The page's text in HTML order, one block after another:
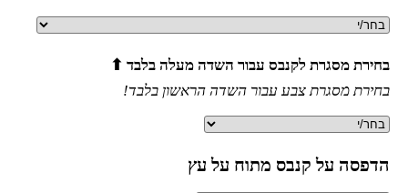
מסגרת לקנבס עבור השדה מעלה בלבד ⬆
מסגרת צבע עבור השדה הראשון בלבד!
על קנבס מתוח על עץ